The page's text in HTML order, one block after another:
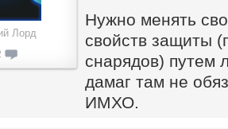
Нужно менять
свойств защиты
снарядов) путем
дамаг там не
ИМХО.
Лорд